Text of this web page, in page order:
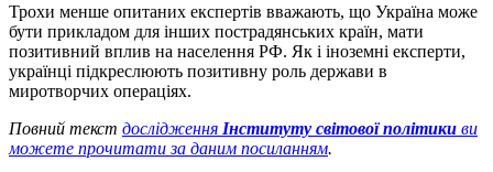
Трохи менше опитаних експертів вважають, що Україна може
бути прикладом для інших пострадянських країн, мати
позитивний вплив на населення РФ. Як і іноземні експерти,
українці підкреслюють позитивну роль держави в
миротворчих операціях.
Повний текст дослідження Інституту світової політики ви
можете прочитати за даним посиланням.